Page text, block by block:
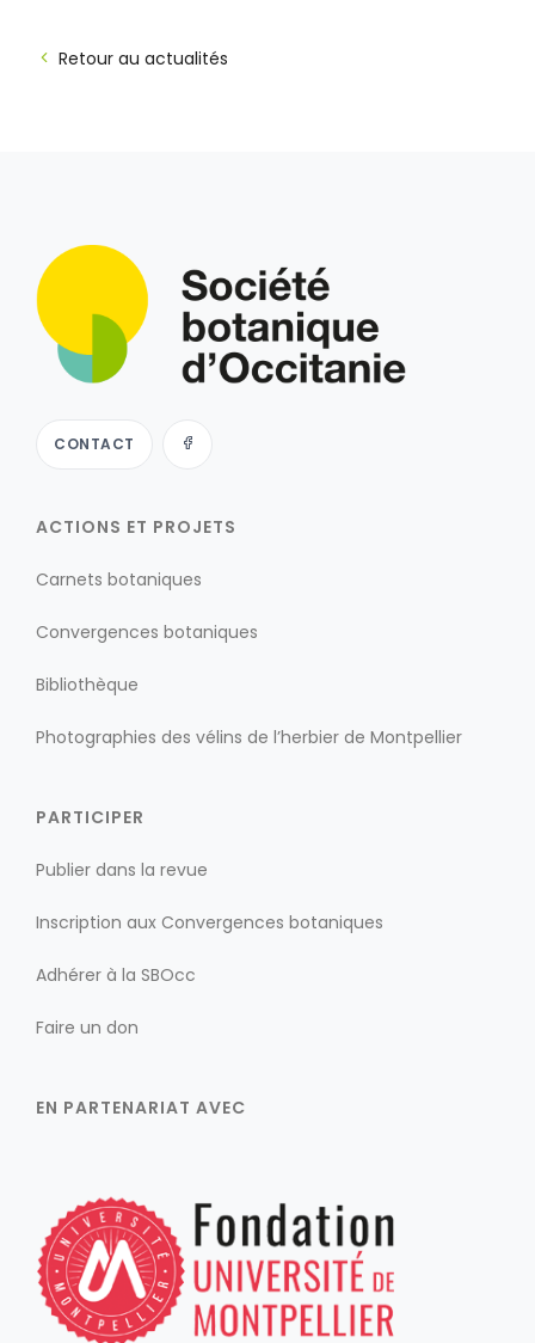
Retour au actualités
CONTACT
ACTIONS ET PROJETS
Carnets botaniques
Convergences botaniques
Bibliothèque
Photographies des vélins de l’herbier de Montpellier
PARTICIPER
Publier dans la revue
Inscription aux Convergences botaniques
Adhérer à la SBOcc
Faire un don
EN PARTENARIAT AVEC